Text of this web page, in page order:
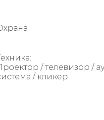
/ телевизор /
/ кликер